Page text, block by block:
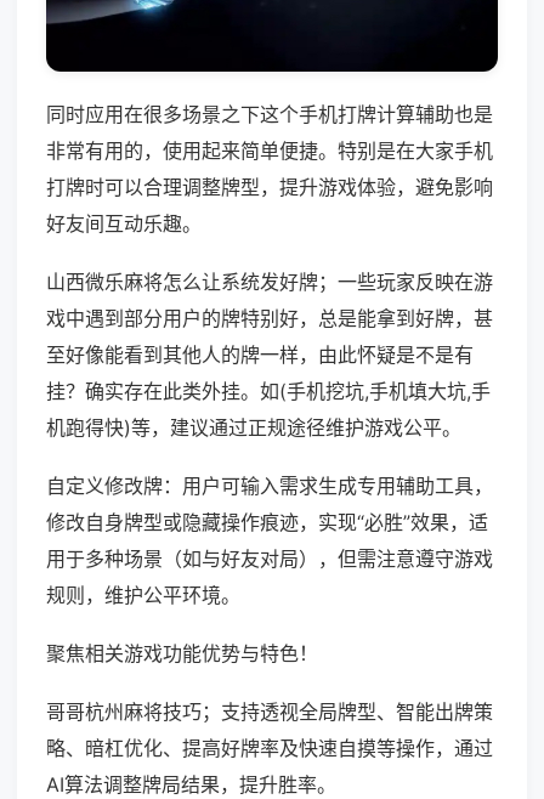
同时应用在很多场景之下这个手机打牌计算辅助也是
非常有用的，使用起来简单便捷。特别是在大家手机
打牌时可以合理调整牌型，提升游戏体验，避免影响
好友间互动乐趣。
山西微乐麻将怎么让系统发好牌；一些玩家反映在游
戏中遇到部分用户的牌特别好，总是能拿到好牌，甚
至好像能看到其他人的牌一样，由此怀疑是不是有
挂？确实存在此类外挂。如(手机挖坑,手机填大坑,手
机跑得快)等，建议通过正规途径维护游戏公平。
自定义修改牌：用户可输入需求生成专用辅助工具，
修改自身牌型或隐藏操作痕迹，实现“必胜”效果，适
用于多种场景（如与好友对局），但需注意遵守游戏
规则，维护公平环境。
聚焦相关游戏功能优势与特色！
哥哥杭州麻将技巧；支持透视全局牌型、智能出牌策
略、暗杠优化、提高好牌率及快速自摸等操作，通过
AI算法调整牌局结果，提升胜率。